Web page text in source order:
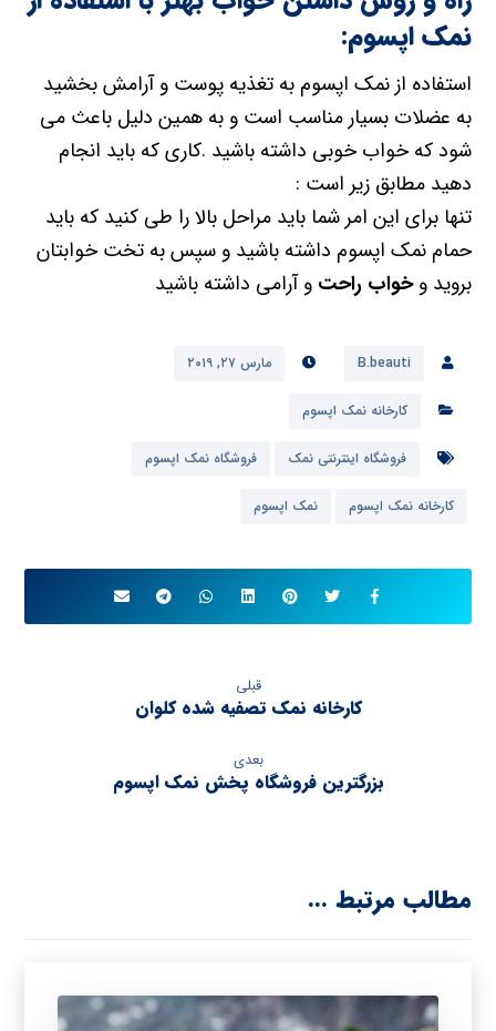
نمک اپسوم:
استفاده از نمک اپسوم به تغذیه پوست و آرامش بخشید
به عضلات بسیار مناسب است و به همین دلیل باعث می
شود که خواب خوبی داشته باشید .کاری که باید انجام
دهید مطابق زیر است :
تنها برای این امر شما باید مراحل بالا را طی کنید که باید
حمام نمک اپسوم داشته باشید و سپس به تخت خوابتان
بروید وخواب راحت و آرامی داشته باشید
B.beauti مارس ۲۷, ۲۰۱۹
کارخانه نمک اپسوم
فروشگاه اینترنتی نمک فروشگاه نمک اپسوم
کارخانه نمک اپسوم نمک اپسوم
قبلی
کارخانه نمک تصفیه شده کلوان
بعدی
بزرگترین فروشگاه پخش نمک اپسوم
مطالب مرتبط ...